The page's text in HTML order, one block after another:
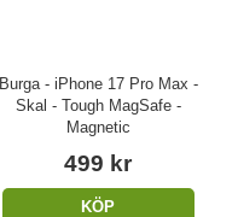
Burga - iPhone 17 Pro Max -
Skal - Tough MagSafe -
Magnetic
499 kr
KÖP